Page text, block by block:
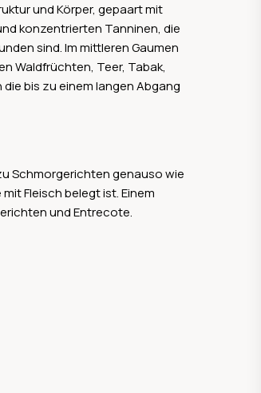
und Körper, gepaart mit
konzentrierten Tanninen, die
sind. Im mittleren Gaumen
Waldfrüchten, Teer, Tabak,
bis zu einem langen Abgang
Schmorgerichten genauso wie
Fleisch belegt ist. Einem
und Entrecote.